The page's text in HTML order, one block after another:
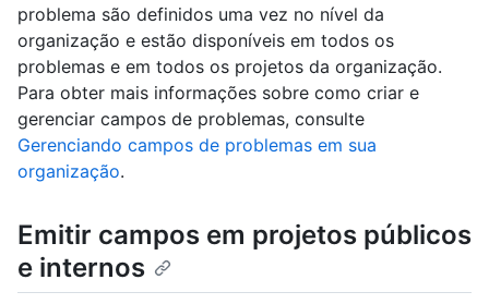
problema são definidos uma vez no nível da
organização e estão disponíveis em todos os
problemas e em todos os projetos da organização.
Para obter mais informações sobre como criar e
gerenciar campos de problemas, consulte
Gerenciando campos de problemas em sua
organização.
Emitir campos em projetos públicos
e internos